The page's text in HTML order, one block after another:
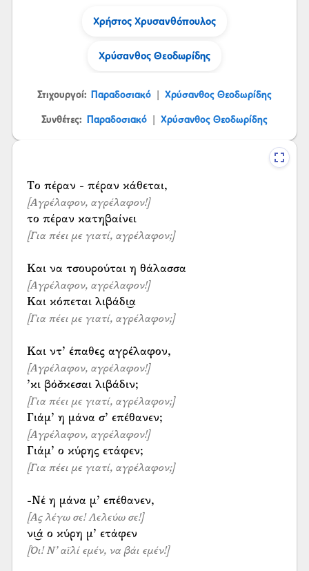
Χρήστος Χρυσανθόπουλος
Χρύσανθος Θεοδωρίδης
Στιχουργοί: Παραδοσιακό
Χρύσανθος Θεοδωρίδης
Συνθέτες: Παραδοσιακό Χρύσανθος Θεοδωρίδης
[Αγρέλαφον, αγρέλαφον!]
το πέραν κατηβαίνει
[Για πέει με γιατί, αγρέλαφον;]
[Αγρέλαφον, αγρέλαφον!]
Και κόπεται λιβάδι͜α
[Για πέει με γιατί, αγρέλαφον;]
[Αγρέλαφον, αγρέλαφον!]
[Για πέει με γιατί, αγρέλαφον;]
[Αγρέλαφον, αγρέλαφον!]
[Για πέει με γιατί, αγρέλαφον;]
[Ας λέγω σε! Λελεύω σε!]
[Όι! Ν’ αϊλί εμέν, να βάι εμέν!]